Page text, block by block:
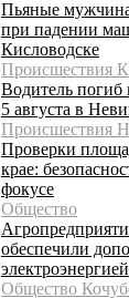
Пьяные
при падении
Кисловодске
Происшествия
Водитель
5 августа в
Происшествия
Проверки
крае:
фокусе
Общество
обеспечили
электроэнергией
Общество